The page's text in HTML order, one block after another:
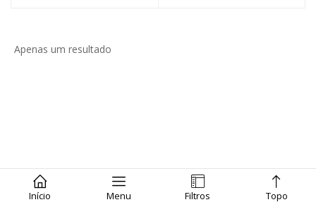
Início Menu Filtros Topo
Apenas um resultado